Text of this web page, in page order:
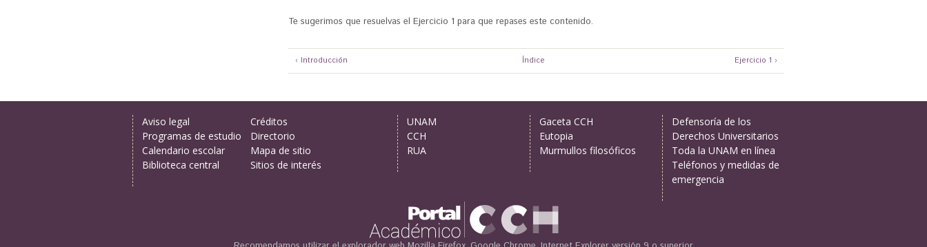
Te sugerimos que resuelvas el Ejercicio 1 para que repases este contenido.
‹ Introducción Índice Ejercicio 1 ›
Aviso legal
Programas de estudio
Calendario escolar
Biblioteca central
Créditos
Directorio
Mapa de sitio
Sitios de interés
UNAM
CCH
RUA
Gaceta CCH
Eutopia
Murmullos filosóficos
Defensoría de los
Derechos Universitarios
Toda la UNAM en línea
Teléfonos y medidas de
emergencia